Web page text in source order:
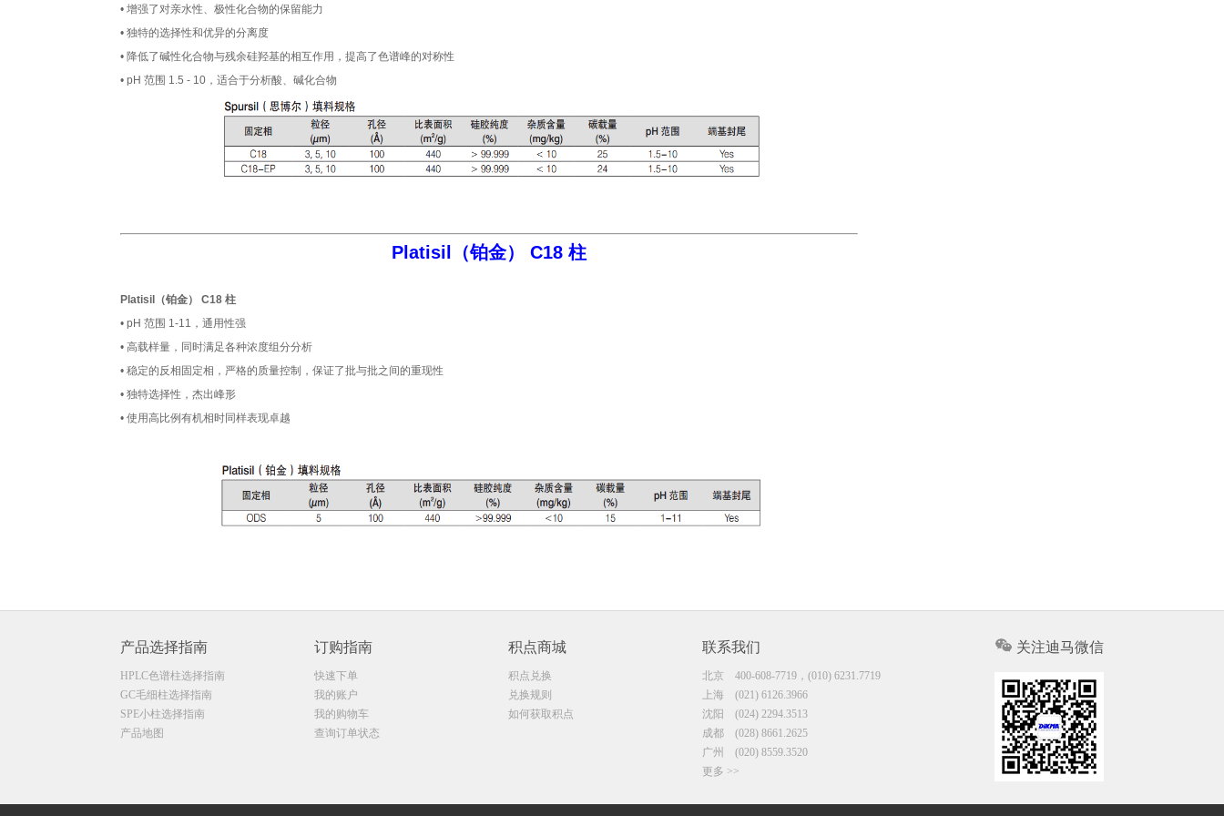
• 增强了对亲水性、极性化合物的保留能力
• 独特的选择性和优异的分离度
• 降低了碱性化合物与残余硅羟基的相互作用，提高了色谱峰的对称性
• pH 范围 1.5 - 10，适合于分析酸、碱化合物
Platisil（铂金） C18 柱
Platisil（铂金） C18 柱
• pH 范围 1-11，通用性强
• 高载样量，同时满足各种浓度组分分析
• 稳定的反相固定相，严格的质量控制，保证了批与批之间的重现性
• 独特选择性，杰出峰形
• 使用高比例有机相时同样表现卓越
产品选择指南
HPLC色谱柱选择指南
GC毛细柱选择指南
SPE小柱选择指南
产品地图
订购指南
快速下单
我的账户
我的购物车
查询订单状态
积点商城
积点兑换
兑换规则
如何获取积点
联系我们
北京 400-608-7719，(010) 6231.7719
上海 (021) 6126.3966
沈阳 (024) 2294.3513
成都 (028) 8661.2625
广州 (020) 8559.3520
更多 >>
关注迪马微信